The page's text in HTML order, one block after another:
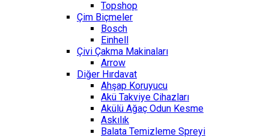
Topshop
Çim Biçmeler
Bosch
Einhell
Çivi Çakma Makinaları
Arrow
Diğer Hırdavat
Ahşap Koruyucu
Akü Takviye Cihazları
Akülü Ağaç Odun Kesme
Askılık
Balata Temizleme Spreyi